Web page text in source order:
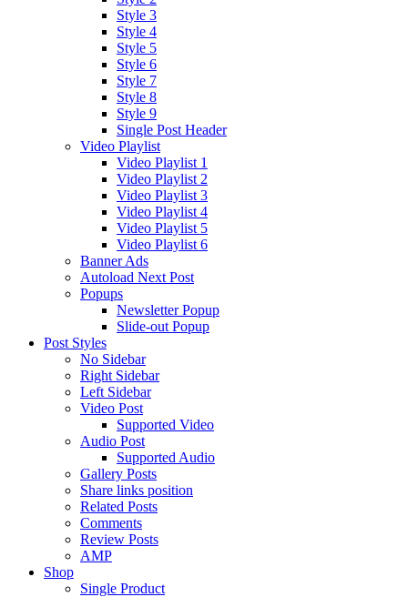
Style 3
Style 4
Style 5
Style 6
Style 7
Style 8
Style 9
Single Post Header
Video Playlist
Video Playlist 1
Video Playlist 2
Video Playlist 3
Video Playlist 4
Video Playlist 5
Video Playlist 6
Banner Ads
Autoload Next Post
Popups
Newsletter Popup
Slide-out Popup
Post Styles
No Sidebar
Right Sidebar
Left Sidebar
Video Post
Supported Video
Audio Post
Supported Audio
Gallery Posts
Share links position
Related Posts
Comments
Review Posts
AMP
Shop
Single Product